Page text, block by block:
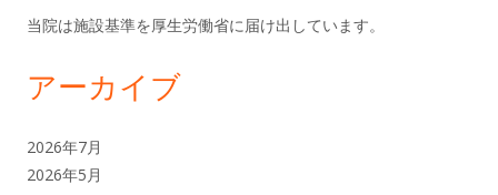
ー
当院は施設基準を厚生労働省に届け出しています。
アーカイブ
2026年7月
2026年5月